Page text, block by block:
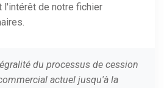
l'intérêt de notre fichier
du processus de cession
actuel jusqu'à la